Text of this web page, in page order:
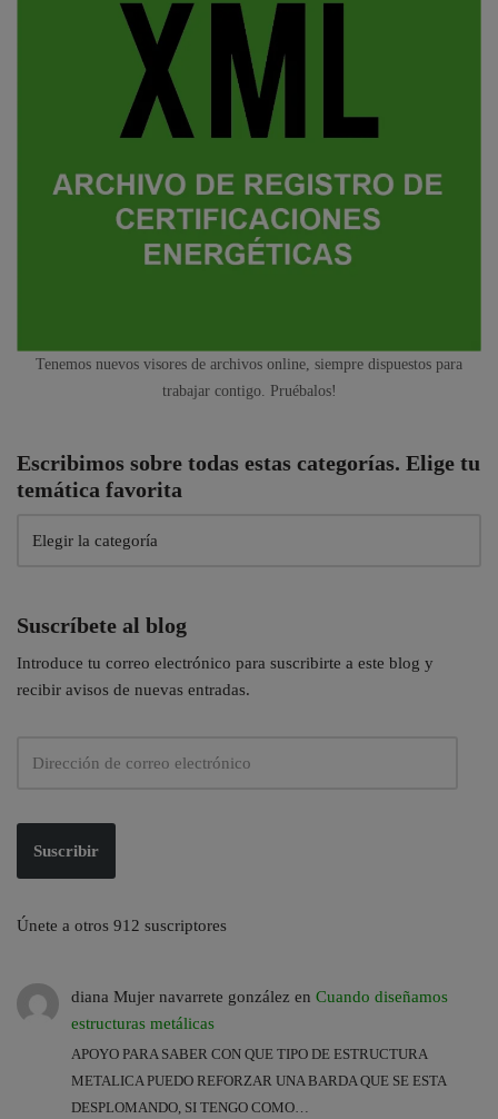
Tenemos nuevos visores de archivos online, siempre dispuestos para
trabajar contigo. Pruébalos!
Escribimos sobre todas estas categorías. Elige tu
temática favorita
Suscríbete al blog
Introduce tu correo electrónico para suscribirte a este blog y
recibir avisos de nuevas entradas.
Suscribir
Únete a otros 912 suscriptores
diana Mujer navarrete gonzález en Cuando diseñamos
estructuras metálicas
APOYO PARA SABER CON QUE TIPO DE ESTRUCTURA
METALICA PUEDO REFORZAR UNA BARDA QUE SE ESTA
DESPLOMANDO, SI TENGO COMO…